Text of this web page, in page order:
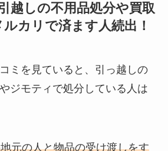
越しの不用品処分や買取
カリで済ます人続出！
ミを見ていると、引っ越しの
ジモティで処分している人は
元の人と物品の受け渡しをす